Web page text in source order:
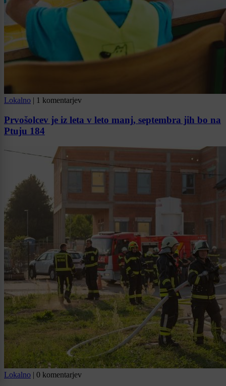
Lokalno 1 komentarjev
Prvošolcev je iz leta v leto manj, septembra jih bo na
Ptuju 184
Lokalno | 0 komentarjev